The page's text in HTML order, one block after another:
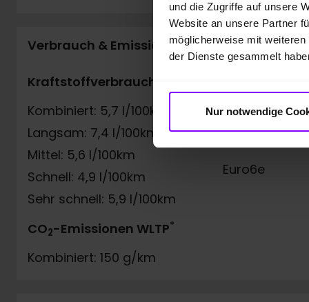
und die Zugriffe auf unsere
Website an unsere Partner
möglicherweise mit
der Dienste gesammelt
Nur notwendige
Verbrauch & Emission
Kraftstoffverbrauch WLTP
Kombiniert: 5,7 l/100km
Langsam: 7,4 l/100km
Mittel: 5,6 l/100km
Schnell: 4,9 l/100km
Sehr schnell: 5,9 l/100km
CO2-Emissionen WLTP*
Kombiniert: 150 g/km
4 (Grün)
Euro6e